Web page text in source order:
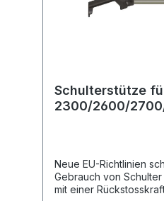
Schulterstütze
2300/2600/
Neue EU-Richtlinien
Gebrauch von
mit einer